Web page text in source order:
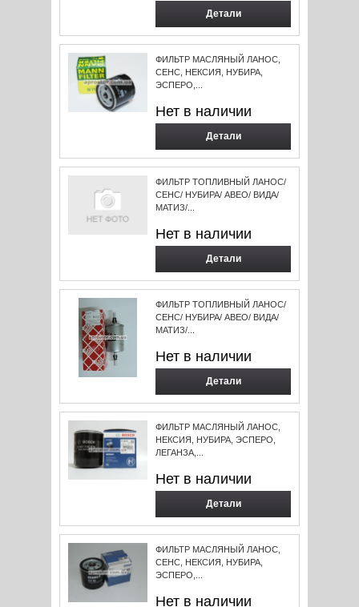
Детали
ФИЛЬТР МАСЛЯНЫЙ ЛАНОС,
СЕНС, НЕКСИЯ, НУБИРА,
ЭСПЕРО,...
Нет в наличии
Детали
ФИЛЬТР ТОПЛИВНЫЙ ЛАНОС/
СЕНС/ НУБИРА/ АВЕО/ ВИДА/
МАТИЗ/...
Нет в наличии
Детали
ФИЛЬТР ТОПЛИВНЫЙ ЛАНОС/
СЕНС/ НУБИРА/ АВЕО/ ВИДА/
МАТИЗ/...
Нет в наличии
Детали
ФИЛЬТР МАСЛЯНЫЙ ЛАНОС,
НЕКСИЯ, НУБИРА, ЭСПЕРО,
ЛЕГАНЗА,...
Нет в наличии
Детали
ФИЛЬТР МАСЛЯНЫЙ ЛАНОС,
СЕНС, НЕКСИЯ, НУБИРА,
ЭСПЕРО,...
Нет в наличии